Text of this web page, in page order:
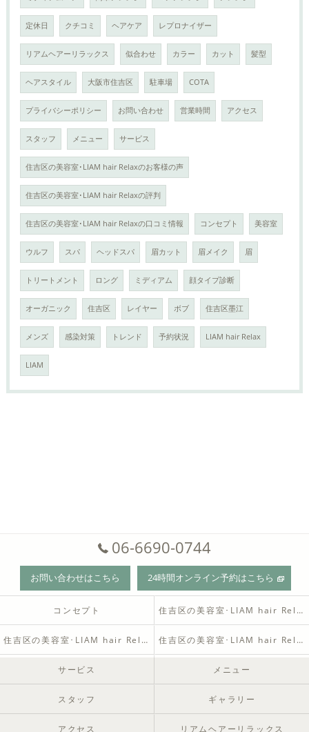
定休日 クチコミ ヘアケア レプロナイザー
リアムヘアーリラックス 似合わせ カラー カット 髪型
ヘアスタイル 大阪市住吉区 駐車場 COTA
プライバシーポリシー お問い合わせ 営業時間 アクセス
スタッフ メニュー サービス
住吉区の美容室･LIAM hair Relaxのお客様の声
住吉区の美容室･LIAM hair Relaxの評判
住吉区の美容室･LIAM hair Relaxの口コミ情報 コンセプト 美容室
ウルフ スパ ヘッドスパ 眉カット 眉メイク 眉
トリートメント ロング ミディアム 顔タイプ診断
オーガニック 住吉区 レイヤー ボブ 住吉区墨江
メンズ 感染対策 トレンド 予約状況 LIAM hair Relax
LIAM
06-6690-0744
お問い合わせはこちら 24時間オンライン予約はこちら
コンセプト 住吉区の美容室･LIAM hair Relaxの口コミ情報
住吉区の美容室･LIAM hair Relaxの評判 住吉区の美容室･LIAM hair Relaxのお客様の声
サービス メニュー
スタッフ ギャラリー
アクセス リアムヘアーリラックス